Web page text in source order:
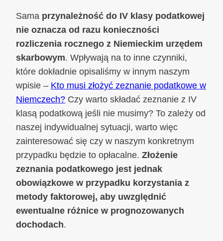
Sama przynależność do IV klasy podatkowej
nie oznacza od razu konieczności
rozliczenia rocznego z Niemieckim urzędem
skarbowym. Wpływają na to inne czynniki,
które dokładnie opisaliśmy w innym naszym
wpisie – Kto musi złożyć zeznanie podatkowe w
Niemczech? Czy warto składać zeznanie z IV
klasą podatkową jeśli nie musimy? To zależy od
naszej indywidualnej sytuacji, warto więc
zainteresować się czy w naszym konkretnym
przypadku będzie to opłacalne. Złożenie
zeznania podatkowego jest jednak
obowiązkowe w przypadku korzystania z
metody faktorowej, aby uwzględnić
ewentualne różnice w prognozowanych
dochodach.